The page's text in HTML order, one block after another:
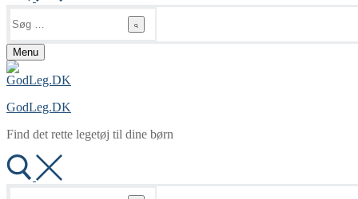
efter:
Menu
GodLeg.DK
Find det rette legetøj til dine børn